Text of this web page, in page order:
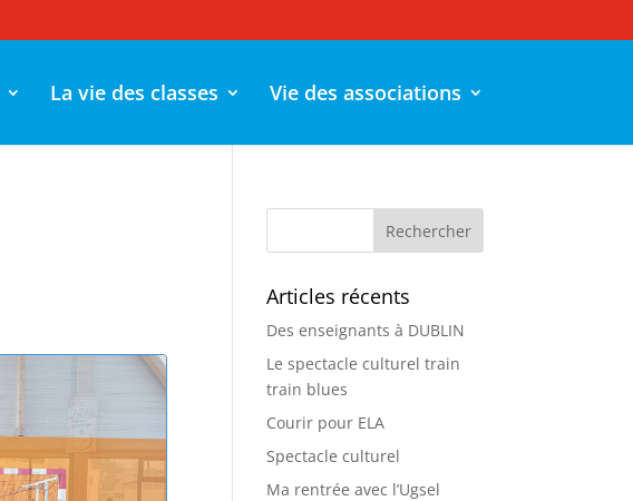
La vie des classes Vie des associations
Articles récents
Des enseignants à DUBLIN
Le spectacle culturel train
train blues
Courir pour ELA
Spectacle culturel
Ma rentrée avec l’Ugsel